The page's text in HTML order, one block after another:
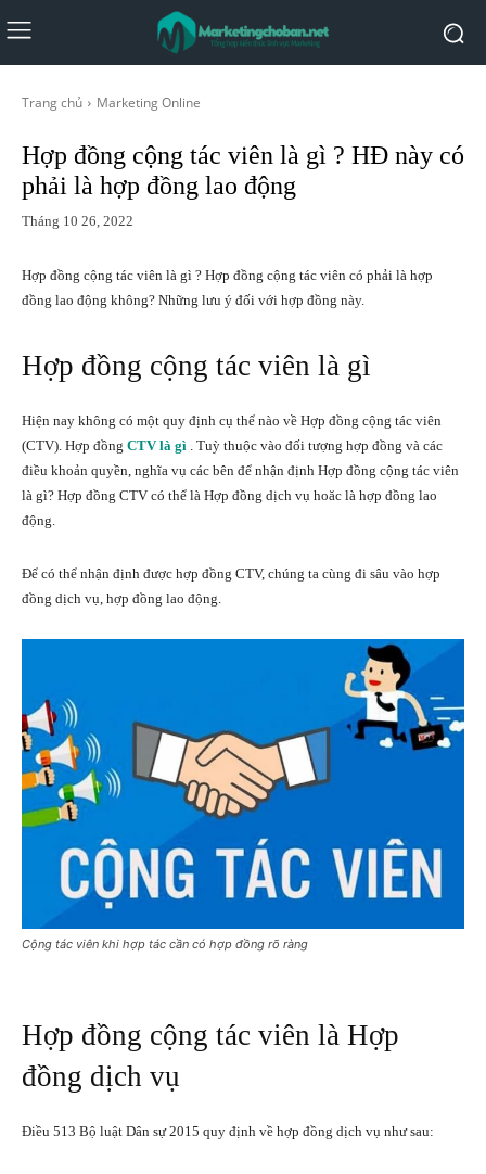
Trang chủ Marketing Online
Hợp đồng cộng tác viên là gì ? HĐ này có
phải là hợp đồng lao động
Tháng 10 26, 2022
Hợp đồng cộng tác viên là gì ? Hợp đồng cộng tác viên có phải là hợp
đồng lao động không? Những lưu ý đối với hợp đồng này.
Hợp đồng cộng tác viên là gì
Hiện nay không có một quy định cụ thể nào về Hợp đồng cộng tác viên
(CTV). Hợp đồng CTV là gì . Tuỳ thuộc vào đối tượng hợp đồng và các
điều khoản quyền, nghĩa vụ các bên để nhận định Hợp đồng cộng tác viên
là gì? Hợp đồng CTV có thể là Hợp đồng dịch vụ hoăc là hợp đồng lao
động.
Để có thể nhận định được hợp đồng CTV, chúng ta cùng đi sâu vào hợp
đồng dịch vụ, hợp đồng lao động.
Cộng tác viên khi hợp tác cần có hợp đồng rõ ràng
Hợp đồng cộng tác viên là Hợp
đồng dịch vụ
Điều 513 Bộ luật Dân sự 2015 quy định về hợp đồng dịch vụ như sau: